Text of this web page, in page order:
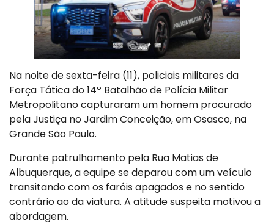
Na noite de sexta-feira (11), policiais militares da
Força Tática do 14º Batalhão de Polícia Militar
Metropolitano capturaram um homem procurado
pela Justiça no Jardim Conceição, em Osasco, na
Grande São Paulo.
Durante patrulhamento pela Rua Matias de
Albuquerque, a equipe se deparou com um veículo
transitando com os faróis apagados e no sentido
contrário ao da viatura. A atitude suspeita motivou a
abordagem.